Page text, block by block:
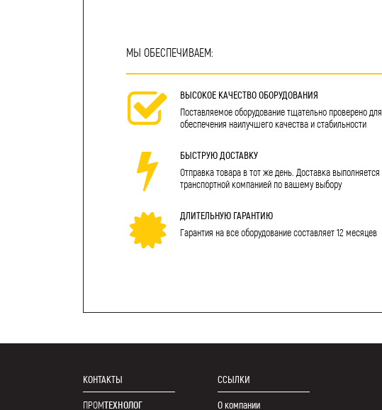
МЫ ОБЕСПЕЧИВАЕМ:
ВЫСОКОЕ КАЧЕСТВО ОБОРУДОВАНИЯ
Поставляемое оборудование тщательно проверено для
обеспечения наилучшего качества и стабильности
БЫСТРУЮ ДОСТАВКУ
Отправка товара в тот же день. Доставка выполняется
транспортной компанией по вашему выбору
ДЛИТЕЛЬНУЮ ГАРАНТИЮ
Гарантия на все оборудование составляет 12 месяцев
КОНТАКТЫ
ПРОМТЕХНОЛОГ
ССЫЛКИ
О компании